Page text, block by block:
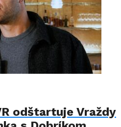
odštartuje Vraždy